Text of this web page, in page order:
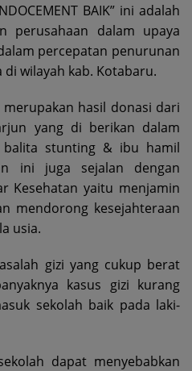
BAIK” ini adalah
perusahaan dalam upaya
percepatan penurunan
wilayah kab. Kotabaru.
hasil donasi dari
yang di berikan dalam
stunting & ibu hamil
ini juga sejalan dengan
Kesehatan yaitu menjamin
mendorong kesejahteraan
usia.
gizi yang cukup berat
kasus gizi kurang
sekolah baik pada laki-
dapat menyebabkan